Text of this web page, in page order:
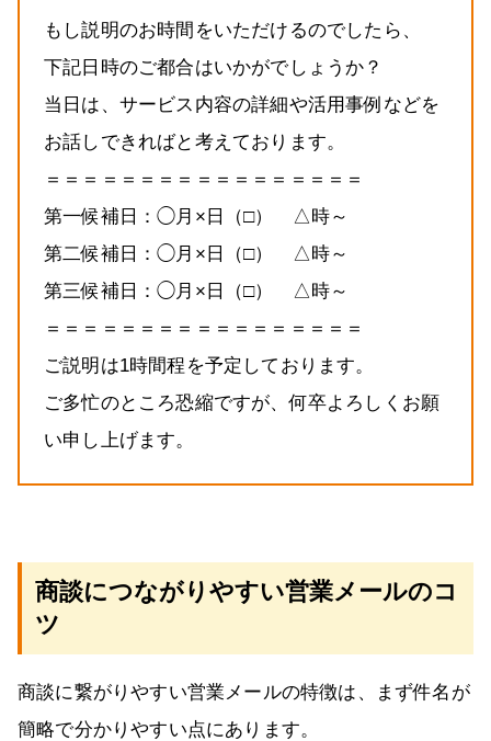
もし説明のお時間をいただけるのでしたら、
下記日時のご都合はいかがでしょうか？
当日は、サービス内容の詳細や活用事例などを
お話しできればと考えております。
＝＝＝＝＝＝＝＝＝＝＝＝＝＝＝＝＝
第一候補日：◯月×日（□） △時～
第二候補日：◯月×日（□） △時～
第三候補日：◯月×日（□） △時～
＝＝＝＝＝＝＝＝＝＝＝＝＝＝＝＝＝
ご説明は1時間程を予定しております。
ご多忙のところ恐縮ですが、何卒よろしくお願
い申し上げます。
商談につながりやすい営業メールのコ
ツ
商談に繋がりやすい営業メールの特徴は、まず件名が
簡略で分かりやすい点にあります。